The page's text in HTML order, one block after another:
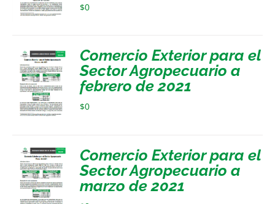
$0
Comercio Exterior para el
Sector Agropecuario a
febrero de 2021
$0
Comercio Exterior para el
Sector Agropecuario a
marzo de 2021